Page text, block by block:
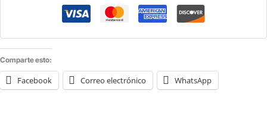
cantidad
Comparte esto:
Facebook Correo electrónico WhatsApp